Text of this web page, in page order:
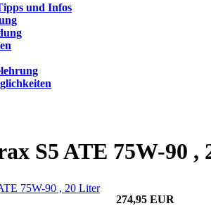
und Infos
S5 ATE 75W-90 ,
274,95 EUR